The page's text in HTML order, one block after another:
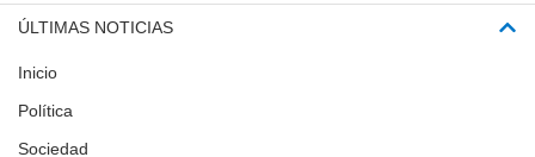
ÚLTIMAS NOTICIAS
Inicio
Política
Sociedad